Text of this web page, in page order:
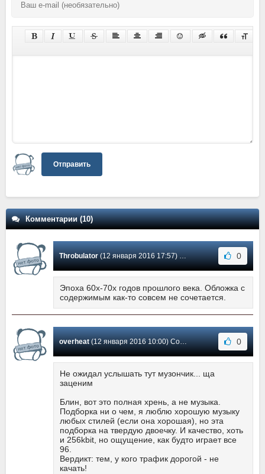
Отправить
Комментарии (10)
Throbulator(12 января 2016 17:57) Сообщение #10 0
Эпоха 60х-70х годов прошлого века. Обложка с
содержимым как-то совсем не сочетается.
overheat(12 января 2016 10:00) Сообщение #9 0
Не ожидал услышать тут музончик... ща
заценим
Блин, вот это полная хрень, а не музыка.
Подборка ни о чем, я люблю хорошую музыку
любых стилей (если она хорошая), но эта
подборка на твердую двоечку. И качество, хоть
и 256kbit, но ощущение, как будто играет все
96.
Вердикт: тем, у кого трафик дорогой - не
качать!